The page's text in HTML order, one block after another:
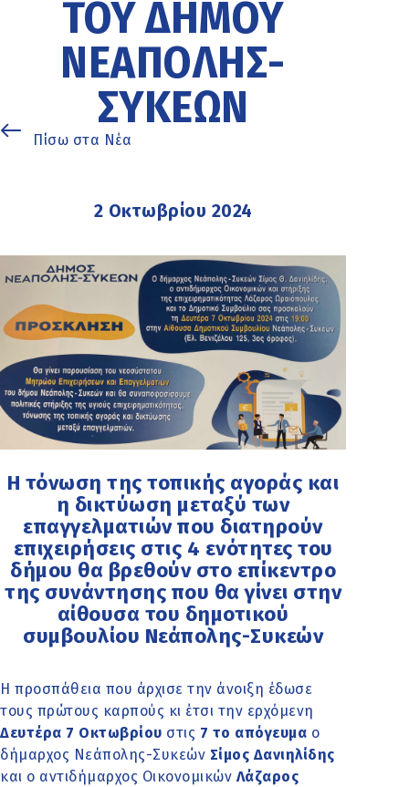
ΤΟΥ ΔΉΜΟΥ
ΝΕΆΠΟΛΗΣ-
ΣΥΚΕΏΝ
Πίσω στα Νέα
2 Οκτωβρίου 2024
Η τόνωση της τοπικής αγοράς και
η δικτύωση μεταξύ των
επαγγελματιών που διατηρούν
επιχειρήσεις στις 4 ενότητες του
δήμου θα βρεθούν στο επίκεντρο
της συνάντησης που θα γίνει στην
αίθουσα του δημοτικού
συμβουλίου Νεάπολης-Συκεών
Η προσπάθεια που άρχισε την άνοιξη έδωσε
τους πρώτους καρπούς κι έτσι την ερχόμενη
Δευτέρα 7 Οκτωβρίου στις 7 το απόγευμα ο
δήμαρχος Νεάπολης-Συκεών Σίμος Δανιηλίδης
και ο αντιδήμαρχος Οικονομικών Λάζαρος